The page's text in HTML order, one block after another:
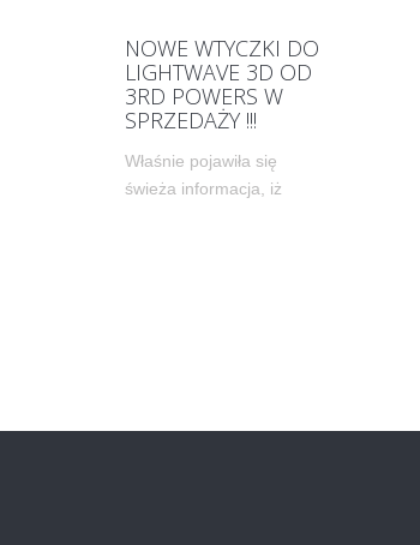
NOWE WTYCZKI DO
LIGHTWAVE 3D OD
3RD POWERS W
SPRZEDAŻY !!!
Właśnie pojawiła się
świeża informacja, iż